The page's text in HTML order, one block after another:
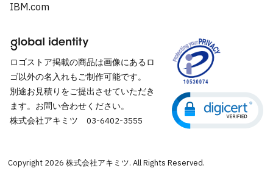
IBM.com
ロゴストア掲載の商品は画像にあるロ
ゴ以外の名入れもご制作可能です。
別途お見積りをご提出させていただき
ます。お問い合わせください。
株式会社アキミツ 03-6402-3555
Copyright 2026 株式会社アキミツ. All Rights Reserved.